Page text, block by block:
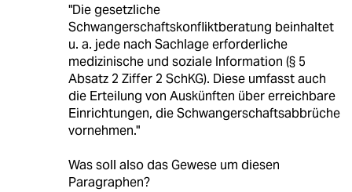
"Die gesetzliche
Schwangerschaftskonfliktberatung beinhaltet
u. a. jede nach Sachlage erforderliche
medizinische und soziale Information (§ 5
Absatz 2 Ziffer 2 SchKG). Diese umfasst auch
die Erteilung von Auskünften über erreichbare
Einrichtungen, die Schwangerschaftsabbrüche
vornehmen."
Was soll also das Gewese um diesen
Paragraphen?